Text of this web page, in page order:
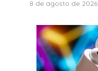
8 de agosto de 2026